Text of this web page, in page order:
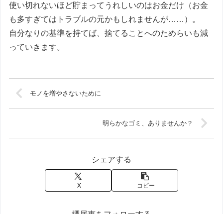
使い切れないほど貯まってうれしいのはお金だけ（お金
も多すぎてはトラブルの元かもしれませんが……）。
自分なりの基準を持てば、捨てることへのためらいも減
っていきます。
モノを増やさないために
明らかなゴミ、ありませんか？
シェアする
X コピー